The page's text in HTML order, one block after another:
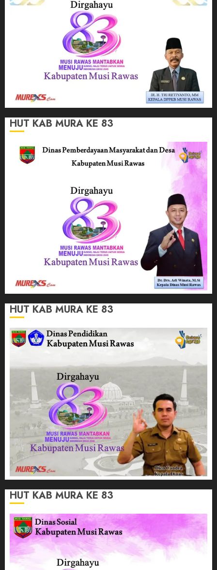
HUT KAB MURA KE 83
HUT KAB MURA KE 83
HUT KAB MURA KE 83